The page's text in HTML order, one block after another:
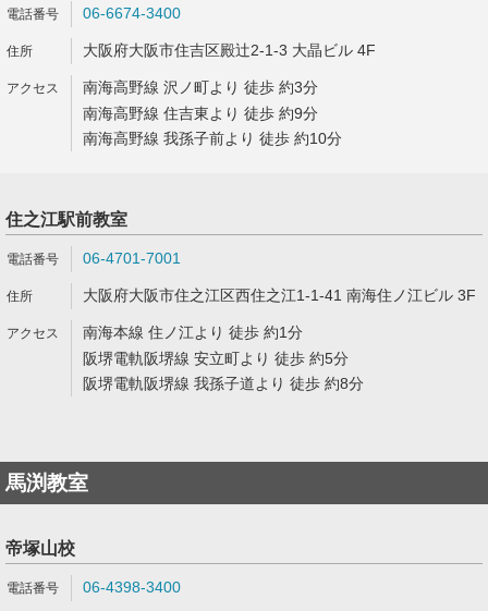
06-6674-3400
大阪府大阪市住吉区殿辻2-1-3 大晶ビル 4F
南海高野線 沢ノ町より 徒歩 約3分
南海高野線 住吉東より 徒歩 約9分
南海高野線 我孫子前より 徒歩 約10分
住之江駅前教室
06-4701-7001
大阪府大阪市住之江区西住之江1-1-41 南海住ノ江ビル 3F
南海本線 住ノ江より 徒歩 約1分
阪堺電軌阪堺線 安立町より 徒歩 約5分
阪堺電軌阪堺線 我孫子道より 徒歩 約8分
馬渕教室
帝塚山校
06-4398-3400